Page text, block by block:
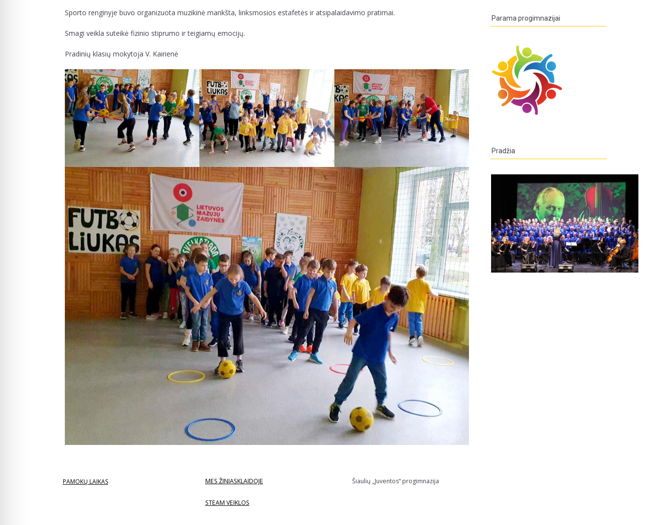
Sporto renginyje buvo organizuota muzikinė mankšta, linksmosios estafetės ir atsipalaidavimo pratimai.
Smagi veikla suteikė fizinio stiprumo ir teigiamų emocijų.
Pradinių klasių mokytoja V. Kairienė
PAMOKŲ LAIKAS MES ŽINIASKLAIDOJE
STEAM VEIKLOS
Šiaulių „Juventos“ progimnazija
Parama progimnazijai
Pradžia